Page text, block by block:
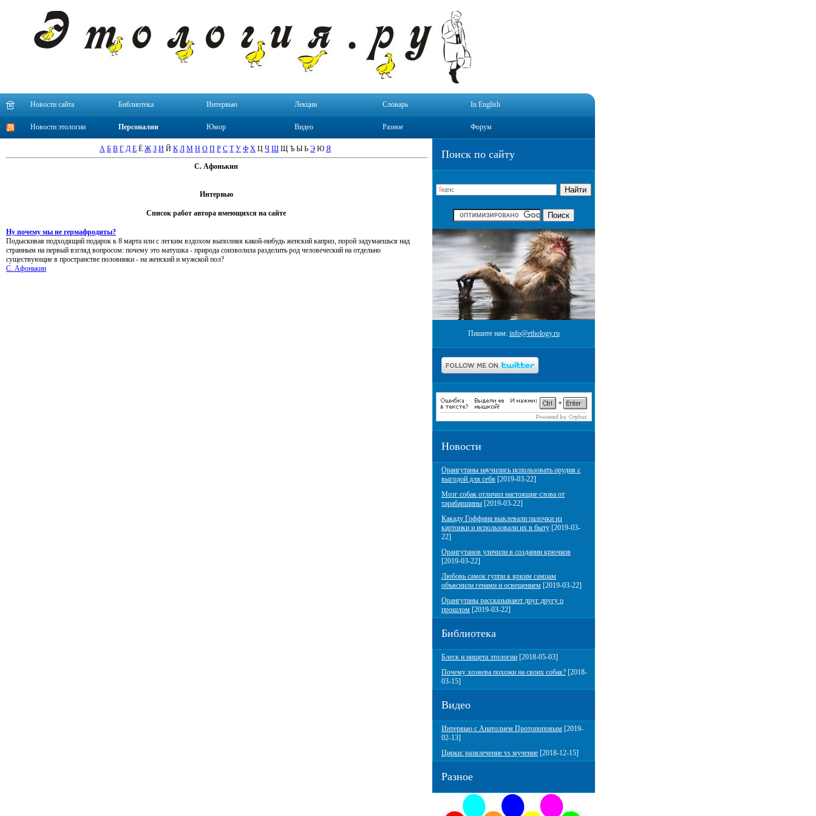
Новости сайта Библиотека Интервью Лекции Словарь In English
Новости этологии Персоналии Юмор Видео Разное Форум
Поиск по сайту
Пишите нам: info@ethology.ru
Новости
Орангутаны научились использовать орудия с
выгодой для себя [2019-03-22]
Мозг собак отличил настоящие слова от
тарабарщины [2019-03-22]
Какаду Гоффина выклевали палочки из
картонки и использовали их в быту [2019-03-
22]
Орангутанов уличили в создании крючков
[2019-03-22]
Любовь самок гуппи к ярким самцам
объяснили генами и освещением [2019-03-22]
Орангутаны рассказывают друг другу о
прошлом [2019-03-22]
Библиотека
Блеск и нищета этологии [2018-05-03]
Почему хозяева похожи на своих собак? [2018-
03-15]
Видео
Интервью с Анатолием Протопоповым [2019-
02-13]
Цирки: развлечение vs мучение [2018-12-15]
Разное
А Б В Г Д Е Ё Ж З И Й К Л М Н О П Р С Т У Ф Х Ц Ч Ш Щ Ъ Ы Ь Э Ю Я
С. Афонькин
Интервью
Список работ автора имеющихся на сайте
Ну почему мы не гермафродиты?
Подыскивая подходящий подарок к 8 марта или с легким вздохом выполняя какой-нибудь женский каприз, порой задумаешься над
странным на первый взгляд вопросом: почему это матушка - природа соизволила разделить род человеческий на отдельно
существующие в пространстве половинки - на женский и мужской пол?
С. Афонькин